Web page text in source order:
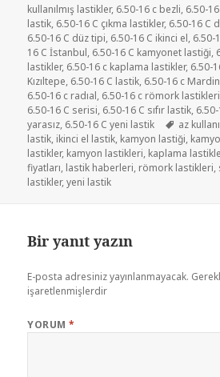
tarihi
kullanılmış lastikler, 6.50-16 c bezli, 6.50-
lastik, 6.50-16 C çıkma lastikler, 6.50-16 C
6.50-16 C düz tipi, 6.50-16 C ikinci el, 6.50-
16 C İstanbul, 6.50-16 C kamyonet lastiği,
lastikler, 6.50-16 c kaplama lastikler, 6.50-
Kızıltepe, 6.50-16 C lastik, 6.50-16 c Mardin
6.50-16 c radıal, 6.50-16 c römork lastikleri
6.50-16 C serisi, 6.50-16 C sıfır lastik,
yarasız, 6.50-16 C yeni lastik Etiketler
az
lastik, ikinci el lastik, kamyon lastiği,
lastikler, kamyon lastikleri, kaplama
fiyatları, lastik haberleri, römork lastikleri,
lastikler,yeni lastik
Bir yanıt yazın
E-posta adresiniz yayınlanmayacak.
işaretlenmişlerdir
YORUM*